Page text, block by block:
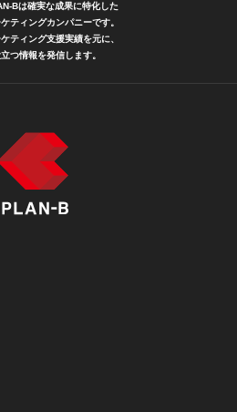
Bは確実な成果に特化した
ティングカンパニーです。
ティング支援実績を元に、
つ情報を発信します。